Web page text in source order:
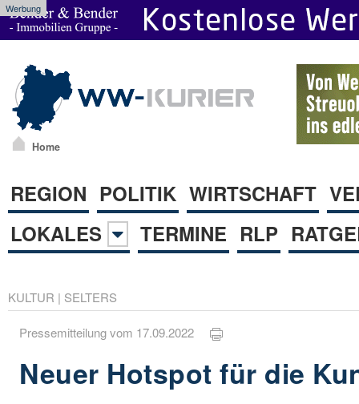
Werbung
Home
REGION POLITIK WIRTSCHAFT
LOKALES
TERMINE RLP
KULTUR | SELTERS
Pressemitteilung vom 17.09.2022
Neuer Hotspot für die